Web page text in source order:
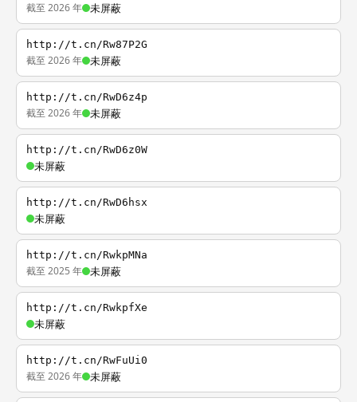
截至 2026 年 未屏蔽
http://t.cn/Rw87P2G
截至 2026 年 未屏蔽
http://t.cn/RwD6z4p
截至 2026 年 未屏蔽
http://t.cn/RwD6z0W
未屏蔽
http://t.cn/RwD6hsx
未屏蔽
http://t.cn/RwkpMNa
截至 2025 年 未屏蔽
http://t.cn/RwkpfXe
未屏蔽
http://t.cn/RwFuUi0
截至 2026 年 未屏蔽